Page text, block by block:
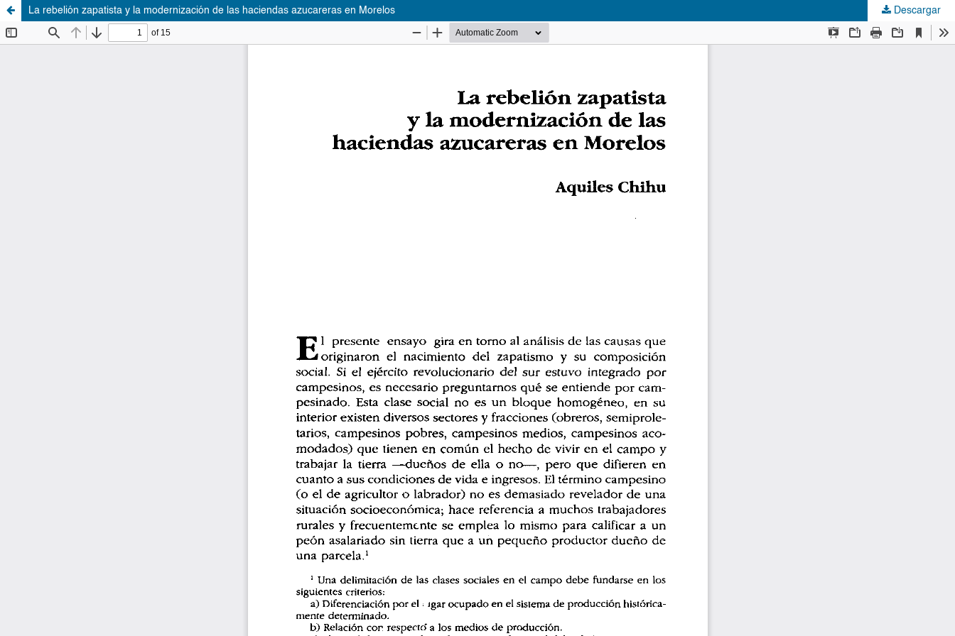
La rebelión zapatista y la modernización de las haciendas azucareras en Morelos Descargar